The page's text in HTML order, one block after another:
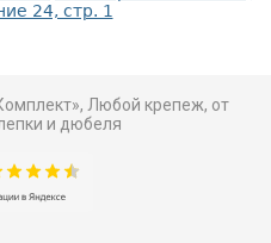
24, стр. 1
Любой крепеж, от
и дюбеля